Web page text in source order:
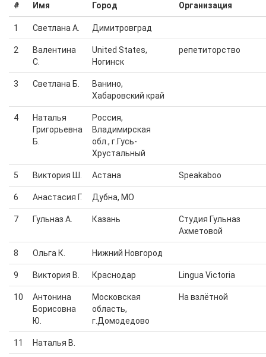
# Имя Город Организация
1 Светлана А. Димитровград
2
Валентина
С.
United States,
Ногинск
репетиторство
3 Светлана Б.
Ванино,
Хабаровский край
4
Наталья
Григорьевна
Б.
Россия,
Владимирская
обл., г.Гусь-
Хрустальный
5 Виктория Ш. Астана Speakaboo
6 Анастасия Г. Дубна, МО
7 Гульназ А. Казань
Студия Гульназ
Ахметовой
8 Ольга К. Нижний Новгород
9 Виктория В. Краснодар Lingua Victoria
10
Антонина
Борисовна
Ю.
Московская
область,
г.Домодедово
На взлётной
11 Наталья В.